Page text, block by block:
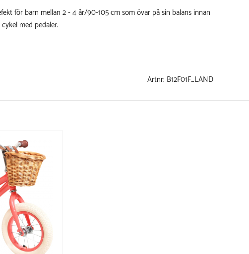
för barn mellan 2 - 4 år/90-105 cm som övar på sin balans innan
med pedaler.
Artnr: B12F01F_LAND